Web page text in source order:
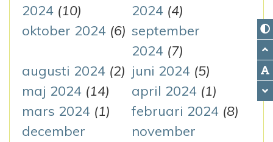
2024 (10)
2024 (4)
oktober 2024 (6) september
2024 (7)
augusti 2024 (2) juni 2024 (5)
maj 2024 (14) april 2024 (1)
mars 2024 (1) februari 2024 (8)
december
november